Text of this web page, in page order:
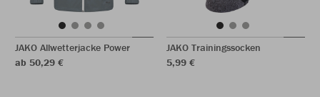
JAKO Allwetterjacke Power
ab 50,29 €
JAKO Trainingssocken
5,99 €